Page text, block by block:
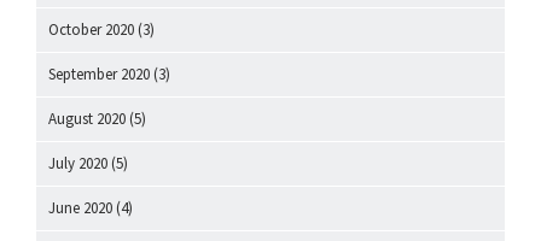
October 2020 (3)
September 2020 (3)
August 2020 (5)
July 2020 (5)
June 2020 (4)